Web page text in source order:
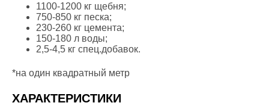
1100-1200 кг щебня;
750-850 кг песка;
230-260 кг цемента;
150-180 л воды;
2,5-4,5 кг спец.добавок.
*на один квадратный метр
ХАРАКТЕРИСТИКИ